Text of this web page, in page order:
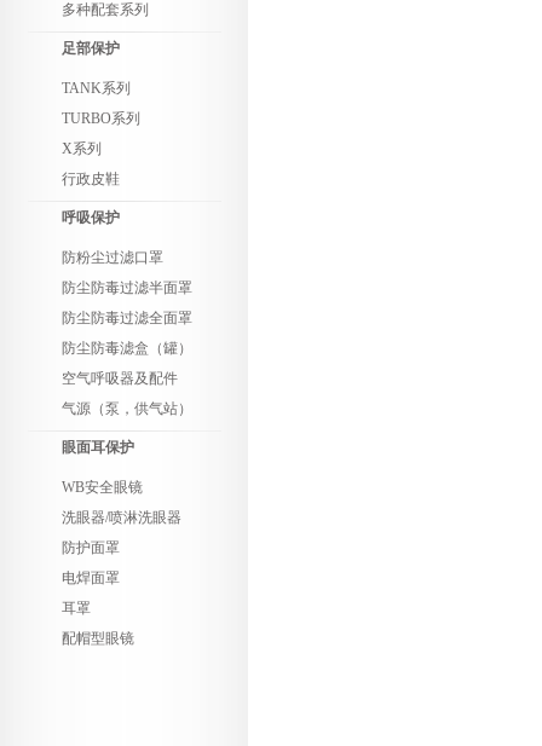
多种配套系列
足部保护
TANK系列
TURBO系列
X系列
行政皮鞋
呼吸保护
防粉尘过滤口罩
防尘防毒过滤半面罩
防尘防毒过滤全面罩
防尘防毒滤盒（罐）
空气呼吸器及配件
气源（泵，供气站）
眼面耳保护
WB安全眼镜
洗眼器/喷淋洗眼器
防护面罩
电焊面罩
耳罩
配帽型眼镜